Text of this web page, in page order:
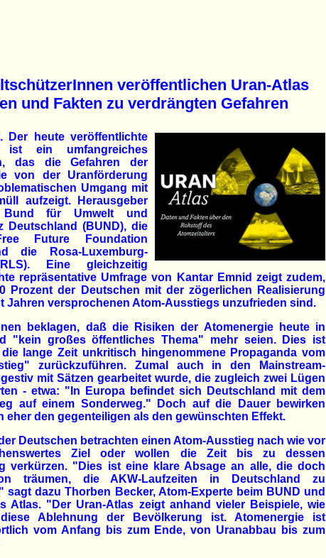
veröffentlichen Uran-Atlas
und Fakten zu verdrängten Gefahren
Der heute veröffentlichte
ist ein umfangreiches
das die Gefahren der
von der Uranförderung
Umgang mit
aufzeigt. Herausgeber
für Umwelt und
Deutschland (BUND), die
Future Foundation
die Rosa-Luxemburg-
Eine gleichzeitig
repräsentative Umfrage von Kantar Emnid zeigt zudem,
Prozent der Deutschen mit der zögerlichen Realisierung
Jahren versprochenen Atom-Ausstiegs unzufrieden sind.
beklagen, daß die Risiken der Atomenergie heute in
"kein großes öffentliches Thema" mehr seien. Dies ist
lange Zeit unkritisch hingenommene Propaganda vom
zurückzuführen. Zumal auch in den Mainstream-
mit Sätzen gearbeitet wurde, die zugleich zwei Lügen
- etwa: "In Europa befindet sich Deutschland mit dem
auf einem Sonderweg." Doch auf die Dauer bewirken
eher den gegenteiligen als den gewünschten Effekt.
Deutschen betrachten einen Atom-Ausstieg nach wie vor
Ziel oder wollen die Zeit bis zu dessen
verkürzen. "Dies ist eine klare Absage an alle, die doch
träumen, die AKW-Laufzeiten in Deutschland zu
sagt dazu Thorben Becker, Atom-Experte beim BUND und
Atlas. "Der Uran-Atlas zeigt anhand vieler Beispiele, wie
Ablehnung der Bevölkerung ist. Atomenergie ist
vom Anfang bis zum Ende, von Uranabbau bis zum